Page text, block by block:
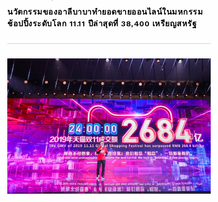
นวัตกรรมของอาลีบาบาทำยอดขายออนไลน์ในมหกรรม
ช้อปปิ้งระดับโลก 11.11 ปีล่าสุดที่ 38,400 เหรียญสหรัฐ